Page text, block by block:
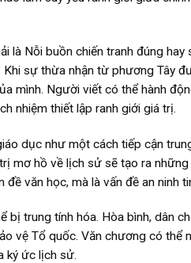
là Nỗi buồn chiến tranh đúng
sự thừa nhận từ phương Tây
mình. Người viết có thể hành
nhiệm thiết lập ranh giới giá trị.
dục như một cách tiếp cận
mơ hồ về lịch sử sẽ tạo ra
văn học, mà là vấn đề an ninh
bị trung tính hóa. Hòa bình, dân
vệ Tổ quốc. Văn chương có thể
ký ức lịch sử.